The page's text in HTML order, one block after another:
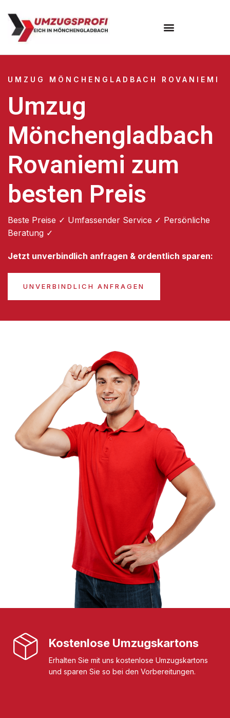
UMZUG MÖNCHENGLADBACH ROVANIEMI
Umzug
Mönchengladbach
Rovaniemi zum
besten Preis
Beste Preise ✓ Umfassender Service ✓ Persönliche
Beratung ✓
Jetzt unverbindlich anfragen & ordentlich sparen:
UNVERBINDLICH ANFRAGEN
Kostenlose Umzugskartons
Erhalten Sie mit uns kostenlose Umzugskartons
und sparen Sie so bei den Vorbereitungen.